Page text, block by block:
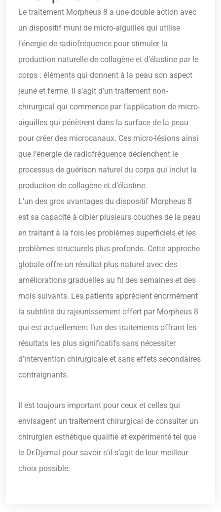
Le traitement Morpheus 8 a une double action avec
un dispositif muni de micro-aiguilles qui utilise
l’énergie de radiofréquence pour stimuler la
production naturelle de collagène et d’élastine par le
corps : éléments qui donnent à la peau son aspect
jeune et ferme. Il s’agit d’un traitement non-
chirurgical qui commence par l’application de micro-
aiguilles qui pénètrent dans la surface de la peau
pour créer des microcanaux. Ces micro-lésions ainsi
que l’énergie de radiofréquence déclenchent le
processus de guérison naturel du corps qui inclut la
production de collagène et d’élastine.
L’un des gros avantages du dispositif Morpheus 8
est sa capacité à cibler plusieurs couches de la peau
en traitant à la fois les problèmes superficiels et les
problèmes structurels plus profonds. Cette approche
globale offre un résultat plus naturel avec des
améliorations graduelles au fil des semaines et des
mois suivants. Les patients apprécient énormément
la subtilité du rajeunissement offert par Morpheus 8
qui est actuellement l’un des traitements offrant les
résultats les plus significatifs sans nécessiter
d’intervention chirurgicale et sans effets secondaires
contraignants.
Il est toujours important pour ceux et celles qui
envisagent un traitement chirurgical de consulter un
chirurgien esthétique qualifié et expérimenté tel que
le Dr.Djemal pour savoir s’il s’agit de leur meilleur
choix possible.